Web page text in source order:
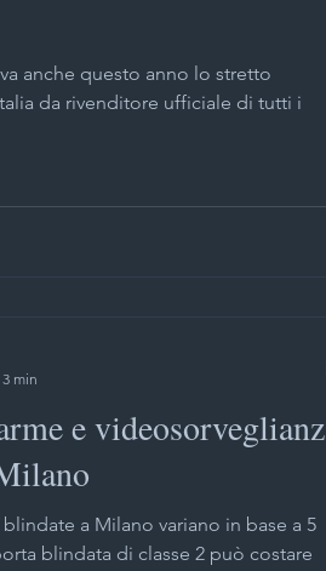
Milano
anche questo anno lo stretto
da rivenditore ufficiale di tutti i
e
a Milano variano in base a 5
blindata di classe 2 può costare
min